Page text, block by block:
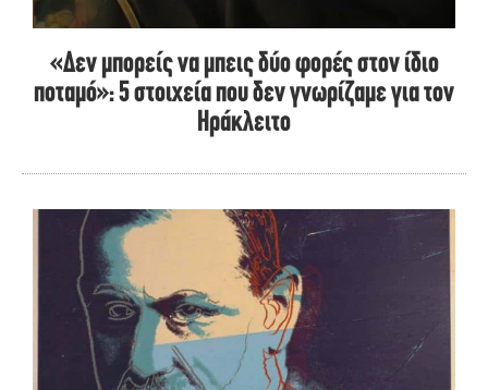
«Δεν μπορείς να μπεις δύο φορές στον ίδιο
ποταμό»: 5 στοιχεία που δεν γνωρίζαμε για τον
Ηράκλειτο